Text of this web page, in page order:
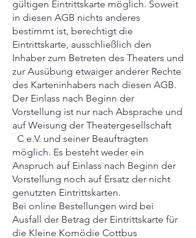
gültigen Eintrittskarte möglich. Soweit
in diesen AGB nichts anderes
bestimmt ist, berechtigt die
Eintrittskarte, ausschließlich den
Inhaber zum Betreten des Theaters und
zur Ausübung etwaiger anderer Rechte
des Karteninhabers nach diesen AGB.
Der Einlass nach Beginn der
Vorstellung ist nur nach Absprache und
auf Weisung der Theatergesellschaft
C e.V. und seiner Beauftragten
möglich. Es besteht weder ein
Anspruch auf Einlass nach Beginn der
Vorstellung noch auf Ersatz der nicht
genutzten Eintrittskarten.
Bei online Bestellungen wird bei
Ausfall der Betrag der Eintrittskarte für
die Kleine Komödie Cottbus